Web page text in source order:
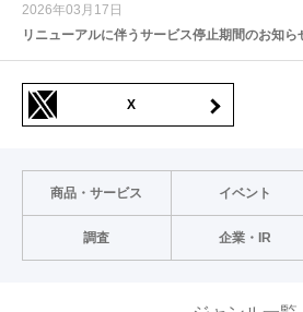
2026年03月17日
リニューアルに伴うサービス停止期間のお知
X
商品・サービス イベント
調査 企業・IR